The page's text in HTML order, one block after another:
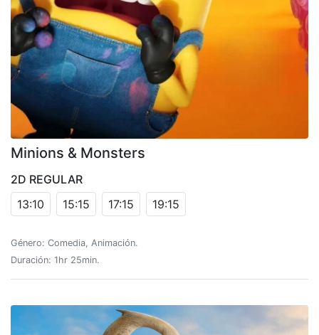
Minions & Monsters
2D REGULAR
13:10
15:15 17:15 19:15
Género: Comedia, Animación.
Duración: 1hr 25min.